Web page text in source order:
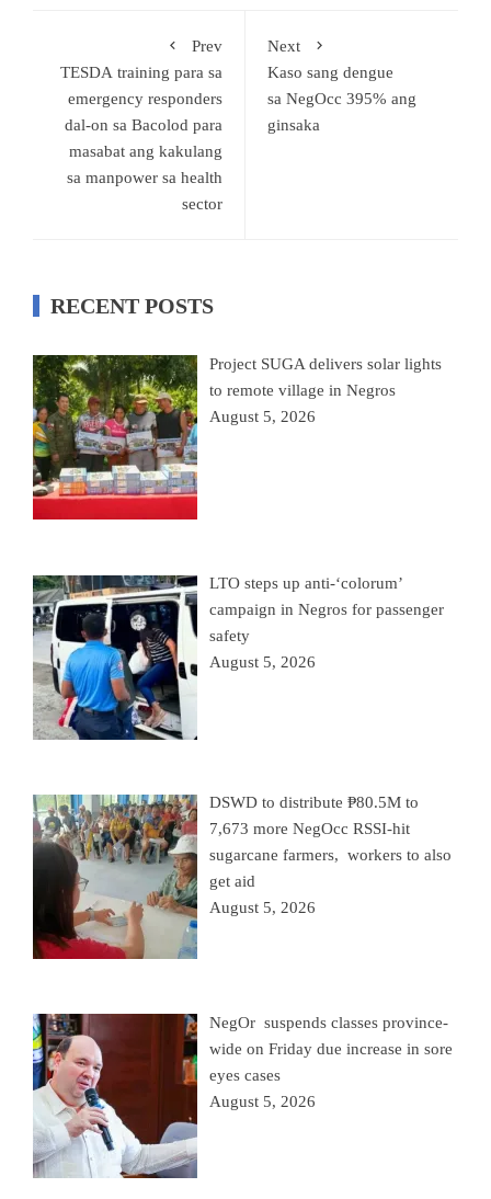
Prev
TESDA training para sa
emergency responders
dal-on sa Bacolod para
masabat ang kakulang
sa manpower sa health
sector
Next
Kaso sang dengue
sa NegOcc 395% ang
ginsaka
RECENT POSTS
Project SUGA delivers solar lights
to remote village in Negros
August 5, 2026
LTO steps up anti-‘colorum’
campaign in Negros for passenger
safety
August 5, 2026
DSWD to distribute ₱80.5M to
7,673 more NegOcc RSSI-hit
sugarcane farmers, workers to also
get aid
August 5, 2026
NegOr suspends classes province-
wide on Friday due increase in sore
eyes cases
August 5, 2026